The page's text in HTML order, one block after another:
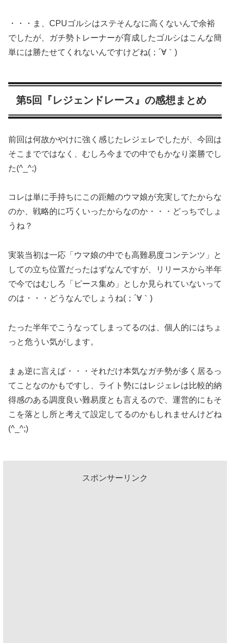
・・・ま、CPUゴルシはステそんなに高くないんで余裕
でしたが、ガチ勢トレーナーが育成したゴルシはこんな簡
単には勝たせてくれないんですけどね(；´∀｀)
第5回『レジェンドレース』の感想まとめ
前回は何故かやけに強く感じたレジェレでしたが、今回は
そこまでではなく、むしろ今までの中でもかなり楽勝でし
た(^_^;)
コレは単に手持ちにこの距離のウマ娘が充実してたからな
のか、戦略的に巧くいったからなのか・・・どっちでしょ
うね？
実装当初は一応「ウマ娘の中でも高難易度コンテンツ」と
しての立ち位置だったはずなんですが、リリースから半年
で今ではむしろ「ピース集め」としか見られていないって
のは・・・どうなんでしょうね(；´∀｀)
たった半年でこうなってしまってるのは、個人的にはちょ
っと危うい気がします。
まぁ逆に言えば・・・それだけ本気なガチ勢が多く居るっ
てことなのかもですし、ライト勢にはレジェレは比較的納
得感のある調度良い難易度とも言えるので、運営的にもそ
こを落とし所と考えて設定してるのかもしれませんけどね
(^_^;)
スポンサーリンク